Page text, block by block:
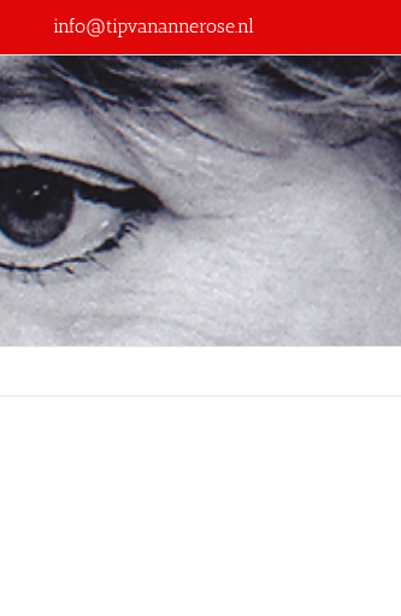
info@tipvanannerose.nl